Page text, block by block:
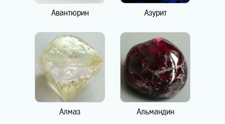
Авантюрин Азурит
Алмаз Альмандин